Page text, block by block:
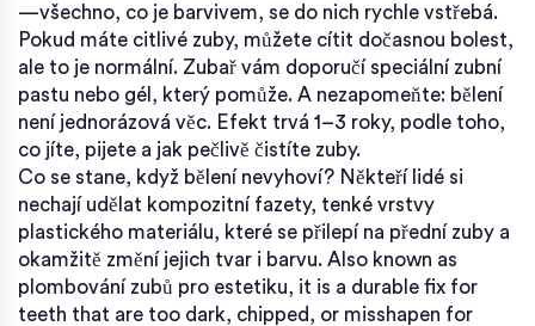
—všechno, co je barvivem, se do nich rychle vstřebá.
Pokud máte citlivé zuby, můžete cítit dočasnou bolest,
ale to je normální. Zubař vám doporučí speciální zubní
pastu nebo gél, který pomůže. A nezapomeňte: bělení
není jednorázová věc. Efekt trvá 1–3 roky, podle toho,
co jíte, pijete a jak pečlivě čistíte zuby.
Co se stane, když bělení nevyhoví? Někteří lidé si
nechají udělat kompozitní fazety, tenké vrstvy
plastického materiálu, které se přilepí na přední zuby a
okamžitě změní jejich tvar i barvu. Also known as
plombování zubů pro estetiku, it is a durable fix for
teeth that are too dark, chipped, or misshapen for